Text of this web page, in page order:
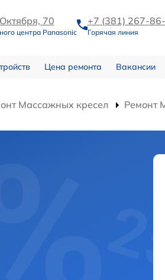
70
центра Panasonic
+7 (381) 267-
Горячая линия
Цена ремонта Вакансии
Массажных кресел Ремонт